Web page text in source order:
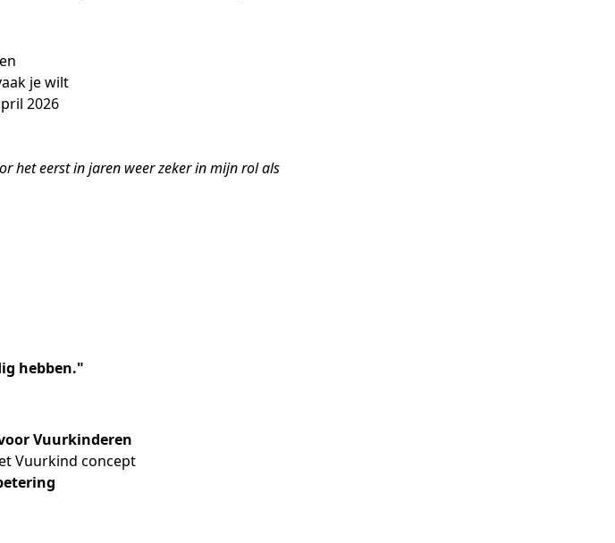
je wilt
2026
het eerst in jaren weer zeker in mijn rol als
hebben."
Vuurkinderen
Vuurkind concept